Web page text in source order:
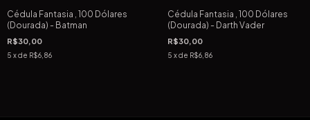
Cédula Fantasia , 100 Dólares
(Dourada) - Batman
R$30,00
5 x de R$6,86
Cédula Fantasia , 100 Dólares
(Dourada) - Darth Vader
R$30,00
5 x de R$6,86